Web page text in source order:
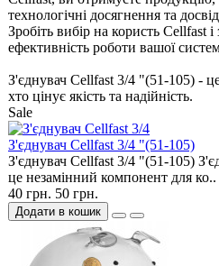
технологічні досягнення та
Зробіть вибір на користь Cellfast і
ефективність роботи вашої
З'єднувач Cellfast 3/4 "(51-105) -
хто цінує якість та надійність.
Sale
З'єднувач Cellfast 3/4 "(51-105)
З'єднувач Cellfast 3/4 "(51-105)
це незамінний компонент для ко..
40 грн. 50 грн.
Додати в кошик